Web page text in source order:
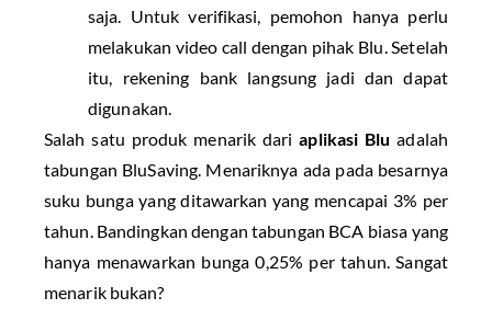
saja. Untuk verifikasi, pemohon hanya perlu
melakukan video call dengan pihak Blu. Setelah
itu, rekening bank langsung jadi dan dapat
digunakan.
Salah satu produk menarik dariaplikasi Blu adalah
tabungan BluSaving. Menariknya ada pada besarnya
suku bunga yang ditawarkan yang mencapai 3% per
tahun. Bandingkan dengan tabungan BCA biasa yang
hanya menawarkan bunga 0,25% per tahun. Sangat
menarik bukan?